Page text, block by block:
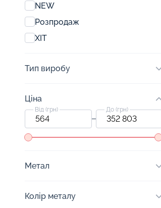
NEW
Розпродаж
ХІТ
Тип виробу
Ціна
Від (грн) До (грн)
Метал
Колір металу